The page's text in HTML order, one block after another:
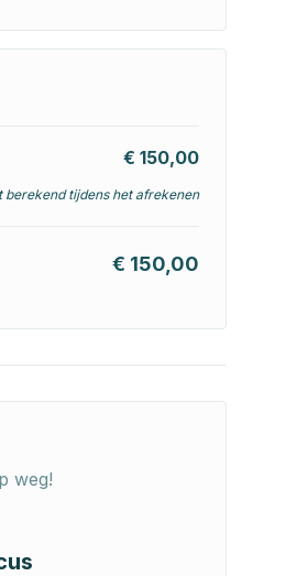
€ 150,00
berekend tijdens het afrekenen
€ 150,00
weg!